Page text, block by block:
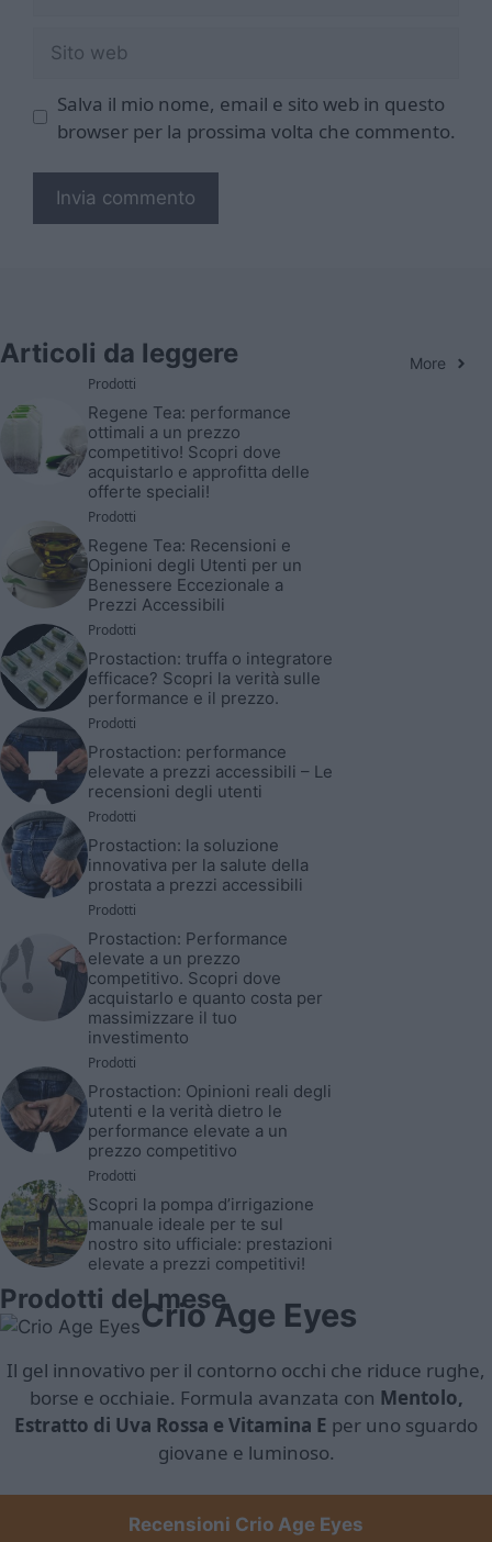
web
Salva il mio nome, email e sito web in questo
browser per la prossima volta che commento.
Articoli da leggere
More
Prodotti
Regene Tea: performance
ottimali a un prezzo
competitivo! Scopri dove
acquistarlo e approfitta delle
offerte speciali!
Prodotti
Regene Tea: Recensioni e
Opinioni degli Utenti per un
Benessere Eccezionale a
Prezzi Accessibili
Prodotti
Prostaction: truffa o integratore
efficace? Scopri la verità sulle
performance e il prezzo.
Prodotti
Prostaction: performance
elevate a prezzi accessibili – Le
recensioni degli utenti
Prodotti
Prostaction: la soluzione
innovativa per la salute della
prostata a prezzi accessibili
Prodotti
Prostaction: Performance
elevate a un prezzo
competitivo. Scopri dove
acquistarlo e quanto costa per
massimizzare il tuo
investimento
Prodotti
Prostaction: Opinioni reali degli
utenti e la verità dietro le
performance elevate a un
prezzo competitivo
Prodotti
Scopri la pompa d’irrigazione
manuale ideale per te sul
nostro sito ufficiale: prestazioni
elevate a prezzi competitivi!
Prodotti del meseCrio Age Eyes
Il gel innovativo per il contorno occhi che riduce rughe,
borse e occhiaie. Formula avanzata con Mentolo,
Estratto di Uva Rossa e Vitamina E per uno sguardo
giovane e luminoso.
Recensioni Crio Age Eyes